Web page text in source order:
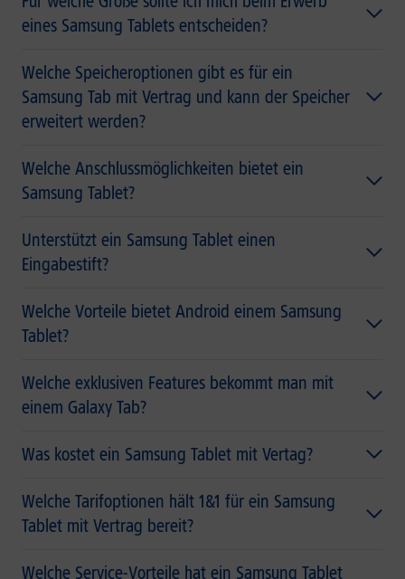
eines Samsung Tablets entscheiden?
Welche Speicheroptionen gibt es für ein
Samsung Tab mit Vertrag und kann der Speicher
erweitert werden?
Welche Anschlussmöglichkeiten bietet ein
Samsung Tablet?
Unterstützt ein Samsung Tablet einen
Eingabestift?
Welche Vorteile bietet Android einem Samsung
Tablet?
Welche exklusiven Features bekommt man mit
einem Galaxy Tab?
Was kostet ein Samsung Tablet mit Vertag?
Welche Tarifoptionen hält 1&1 für ein Samsung
Tablet mit Vertrag bereit?
Welche Service-Vorteile hat ein Samsung Tablet